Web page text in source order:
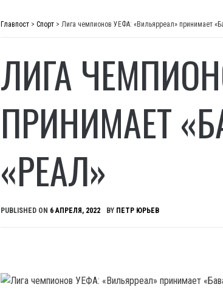
Главпост > Спорт > Лига чемпионов УЕФА: «Вильярреал» принимает
ЛИГА
ПРИНИМАЕТ
«РЕАЛ»
PUBLISHED ON 6 АПРЕЛЯ, 2022 BY ПЕТР ЮРЬЕВ